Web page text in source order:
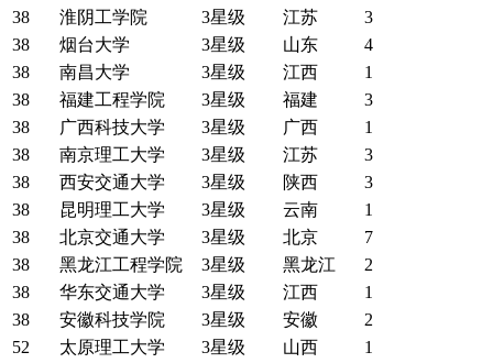
38
淮阴工学院 3星级 江苏
3
38
烟台大学 3星级 山东
4
38
南昌大学 3星级 江西
1
38
福建工程学院 3星级 福建
3
38
广西科技大学 3星级 广西
1
38
南京理工大学 3星级 江苏
3
38
西安交通大学 3星级 陕西
3
38
昆明理工大学 3星级 云南
1
38
北京交通大学 3星级 北京
7
38
黑龙江工程学院 3星级 黑龙江
2
38
华东交通大学 3星级 江西
1
38
安徽科技学院 3星级 安徽
2
52
太原理工大学 3星级 山西
1